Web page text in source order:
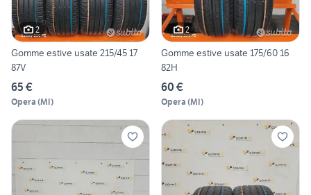
2
Gomme estive usate 215/45 17
87V
65 €
Opera (MI)
2
Gomme estive usate 175/60 16
82H
60 €
Opera (MI)